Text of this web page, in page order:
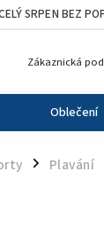
SRPEN BEZ
Zákaznická
Oblečení
/ Plavání